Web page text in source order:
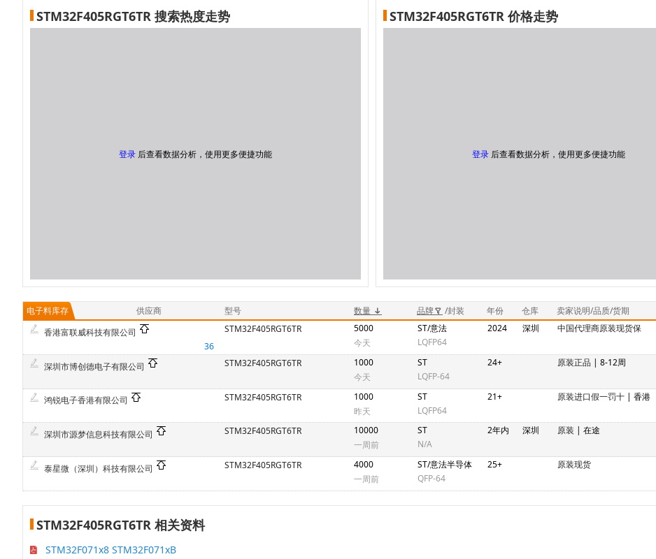
STM32F405RGT6TR 搜索热度走势
登录 后查看数据分析，使用更多便捷功能
STM32F405RGT6TR 价格走势
登录 后查看数据分析，使用更多便捷功能
电子料库存 供应商 型号 数量 品牌 /封装 年份 仓库 卖家说明/品质/货期
香港富联威科技有限公司
36
STM32F405RGT6TR
5000
今天
ST/意法
LQFP64
2024 深圳 中国代理商原装现货保
深圳市博创德电子有限公司 STM32F405RGT6TR
1000
今天
ST
LQFP-64
24+ 原装正品 | 8-12周
鸿锐电子香港有限公司 STM32F405RGT6TR
1000
昨天
ST
LQFP64
21+ 原装进口假一罚十 | 香港
深圳市源梦信息科技有限公司 STM32F405RGT6TR
10000
一周前
ST
N/A
2年内 深圳 原装 | 在途
泰星微（深圳）科技有限公司 STM32F405RGT6TR
4000
一周前
ST/意法半导体
QFP-64
25+ 原装现货
STM32F405RGT6TR 相关资料
STM32F071x8 STM32F071xB